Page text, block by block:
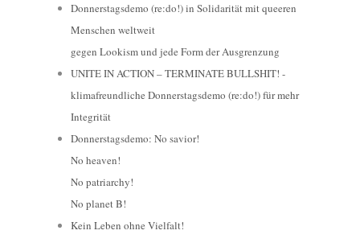
Donnerstagsdemo (re:do!) in Solidarität mit queeren
Menschen weltweit
gegen Lookism und jede Form der Ausgrenzung
UNITE IN ACTION – TERMINATE BULLSHIT! -
klimafreundliche Donnerstagsdemo (re:do!) für mehr
Integrität
Donnerstagsdemo: No savior!
No heaven!
No patriarchy!
No planet B!
Kein Leben ohne Vielfalt!